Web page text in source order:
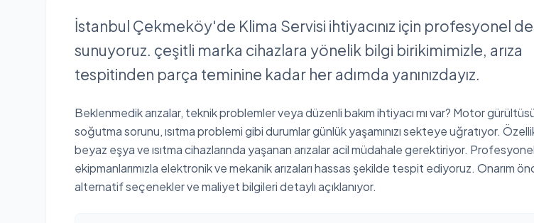
İstanbul Çekmeköy'de Klima Servisi ihtiyacınız için profesyonel
sunuyoruz. çeşitli marka cihazlara yönelik bilgi birikimimizle, arıza
tespitinden parça teminine kadar her adımda yanınızdayız.
Beklenmedik arızalar, teknik problemler veya düzenli bakım ihtiyacı mı var? Motor
soğutma sorunu, ısıtma problemi gibi durumlar günlük yaşamınızı sekteye uğratıyor.
beyaz eşya ve ısıtma cihazlarında yaşanan arızalar acil müdahale gerektiriyor.
ekipmanlarımızla elektronik ve mekanik arızaları hassas şekilde tespit ediyoruz. Onarım
alternatif seçenekler ve maliyet bilgileri detaylı açıklanıyor.